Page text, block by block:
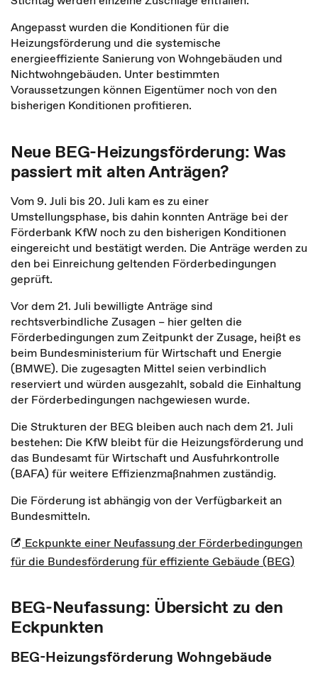
Angepasst wurden die Konditionen für die
Heizungsförderung und die systemische
energieeffiziente Sanierung von Wohngebäuden und
Nichtwohngebäuden. Unter bestimmten
Voraussetzungen können Eigentümer noch von den
bisherigen Konditionen profitieren.
Neue BEG-Heizungsförderung: Was
passiert mit alten Anträgen?
Vom 9. Juli bis 20. Juli kam es zu einer
Umstellungsphase, bis dahin konnten Anträge bei der
Förderbank KfW noch zu den bisherigen Konditionen
eingereicht und bestätigt werden. Die Anträge werden zu
den bei Einreichung geltenden Förderbedingungen
geprüft.
Vor dem 21. Juli bewilligte Anträge sind
rechtsverbindliche Zusagen – hier gelten die
Förderbedingungen zum Zeitpunkt der Zusage, heißt es
beim Bundesministerium für Wirtschaft und Energie
(BMWE). Die zugesagten Mittel seien verbindlich
reserviert und würden ausgezahlt, sobald die Einhaltung
der Förderbedingungen nachgewiesen wurde.
Die Strukturen der BEG bleiben auch nach dem 21. Juli
bestehen: Die KfW bleibt für die Heizungsförderung und
das Bundesamt für Wirtschaft und Ausfuhrkontrolle
(BAFA) für weitere Effizienzmaßnahmen zuständig.
Die Förderung ist abhängig von der Verfügbarkeit an
Bundesmitteln.
Eckpunkte einer Neufassung der Förderbedingungen
für die Bundesförderung für effiziente Gebäude (BEG)
BEG-Neufassung: Übersicht zu den
Eckpunkten
BEG-Heizungsförderung Wohngebäude